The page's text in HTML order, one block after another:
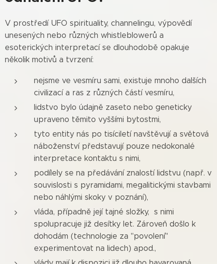
V prostředí UFO spirituality, channelingu, výpovědí
unesených nebo různých whistleblowerů a
esoterických interpretací se dlouhodobě opakuje
několik motivů a tvrzení:
nejsme ve vesmíru sami, existuje mnoho dalších
civilizací a ras z různých částí vesmíru,
lidstvo bylo údajně zaseto nebo geneticky
upraveno těmito vyššími bytostmi,
tyto entity nás po tisíciletí navštěvují a světová
náboženství představují pouze nedokonalé
interpretace kontaktu s nimi,
podílely se na předávání znalostí lidstvu (např. v
souvislosti s pyramidami, megalitickými stavbami
nebo náhlými skoky v poznání),
vláda, případně její tajné složky, s nimi
spolupracuje již desítky let. Zároveň došlo k
dohodám (technologie za "povolení"
experimentovat na lidech) apod.,